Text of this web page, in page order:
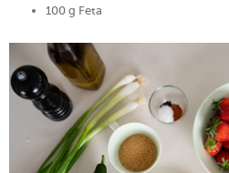
100 g Feta